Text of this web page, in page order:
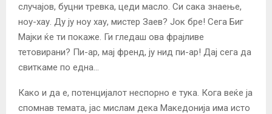
случајов, буцни тревка, цеди масло. Си сака знаење,
ноу-хау. Ду ју ноу хау, мистер Заев? Јок бре! Сега Биг
Мајки ќе ти покаже. Ги гледаш ова фрајливе
тетовирани? Пи-ар, мај френд, ју нид пи-ар! Дај сега да
свиткаме по една…
Како и да е, потенцијалот неспорно е тука. Кога веќе ја
спомнав темата, јас мислам дека Македонија има исто